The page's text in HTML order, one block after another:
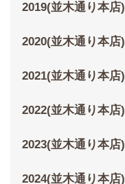
2019(並木通り本店)
2020(並木通り本店)
2021(並木通り本店)
2022(並木通り本店)
2023(並木通り本店)
2024(並木通り本店)